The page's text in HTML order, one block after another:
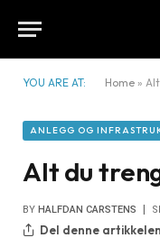
YOU ARE AT: Home »
ANLEGG OG
Alt du
BY HALFDAN CARSTENS
Del denne artikkelen